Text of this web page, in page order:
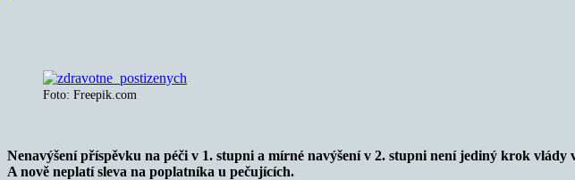
Foto: Freepik.com
Nenavýšení příspěvku na péči v 1. stupni a mírné navýšení v 2. stupni není jediný krok
A nově neplatí sleva na poplatníka u pečujících.